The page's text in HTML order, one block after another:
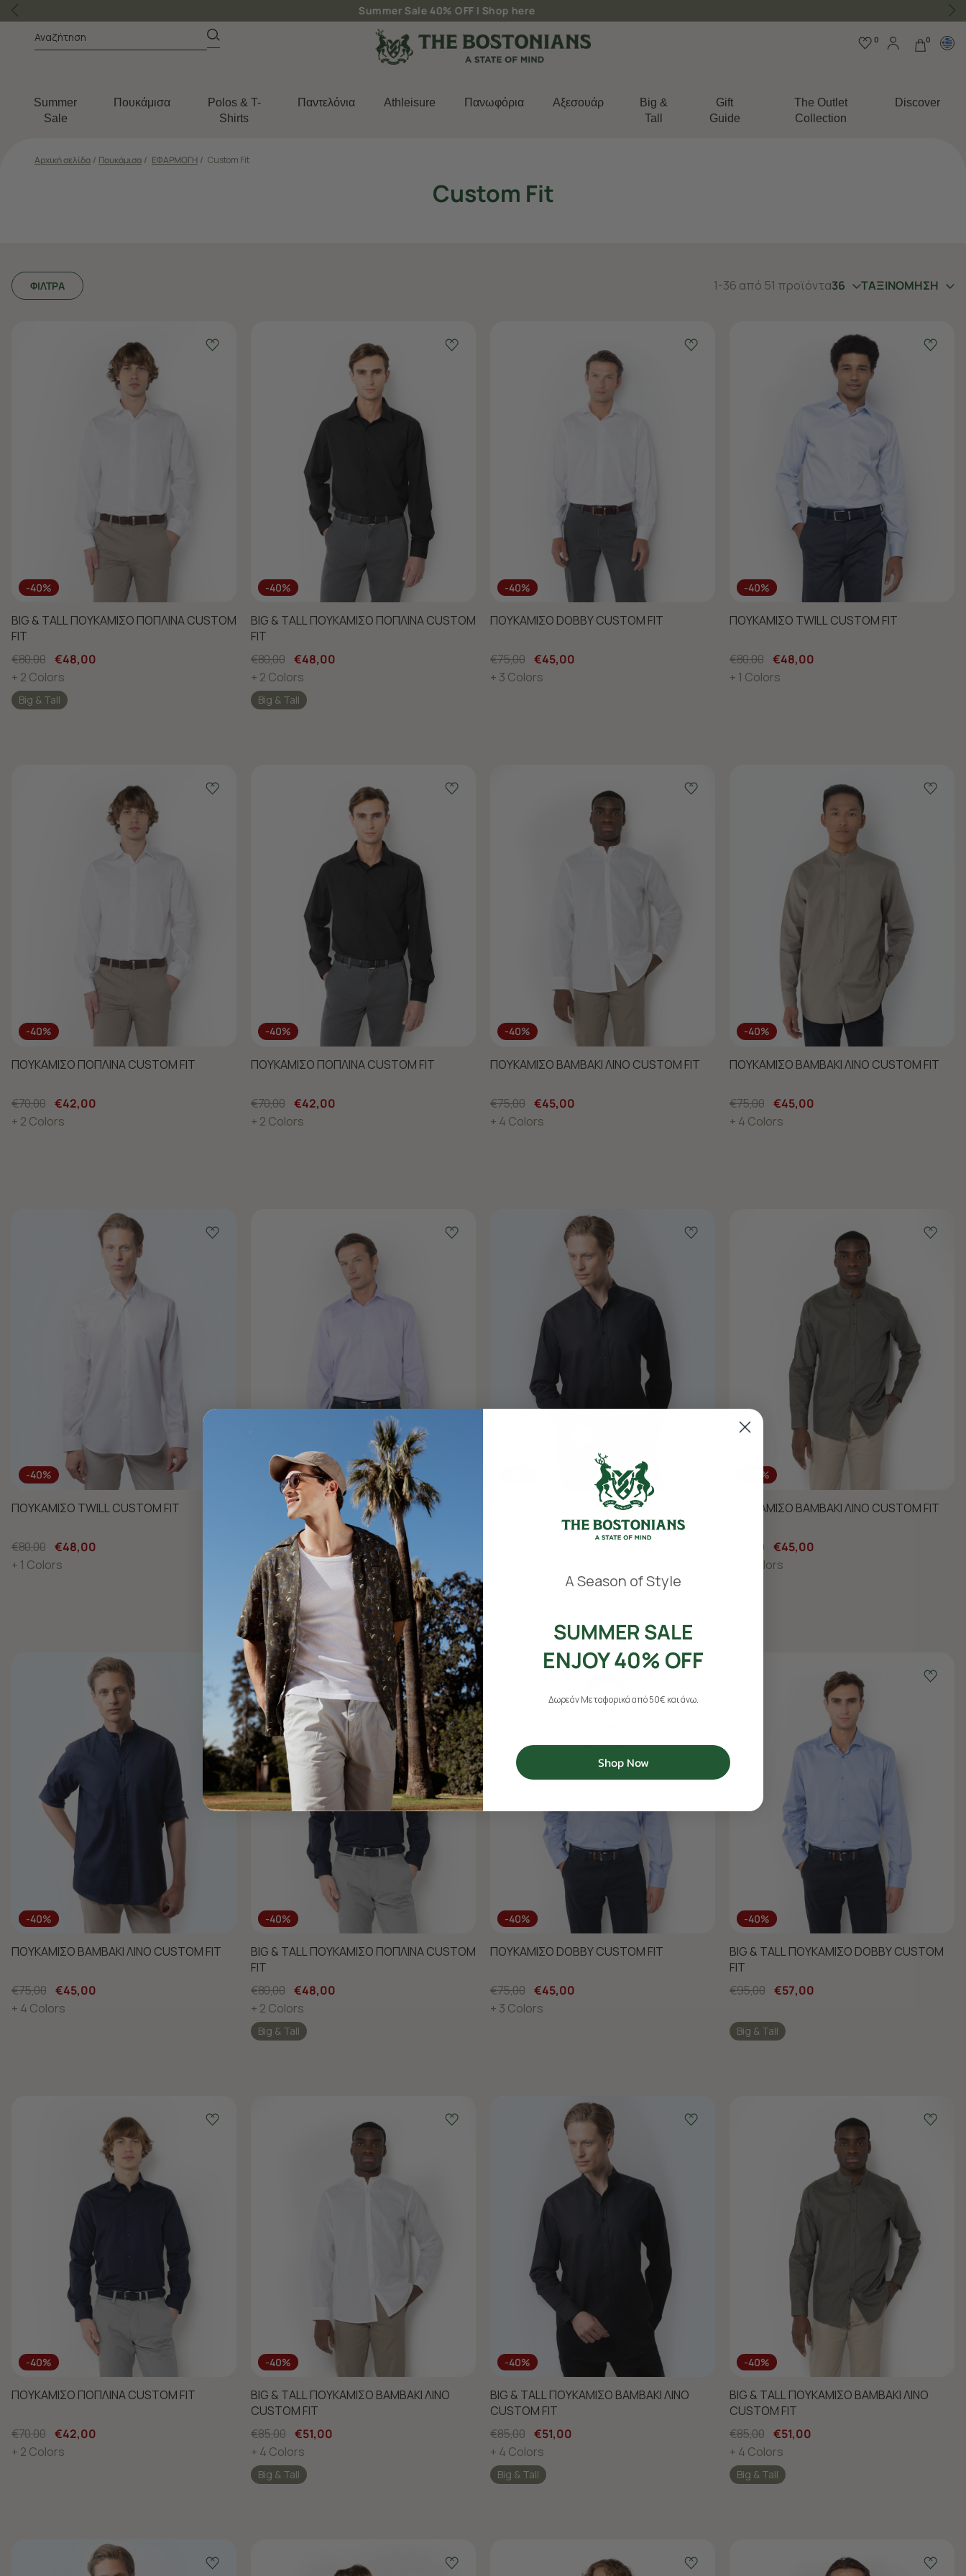
Δωρεάν μεταφορικά για παραγγελίες άνω των 50€
0 0
Summer
Sale
Πουκάμισα
Polos & T-
Shirts
Παντελόνια Athleisure Πανωφόρια Aξεσουάρ
Big &
Tall
Gift
Guide
The Outlet
Collection
Discover
Αρχική σελίδα / Πουκάμισα / ΕΦΑΡΜΟΓΗ / Custom Fit
Custom Fit
ΦΙΛΤΡΑ 1-36 από 51 προϊόντα36 ΤΑΞΙΝΟΜΗΣΗ
-40%
BIG & TALL ΠΟΥΚΑΜΙΣΟ ΠΟΠΛΙΝΑ CUSTOM
FIT
€80,00 €48,00
+ 2 Colors
Big & Tall
-40%
BIG & TALL ΠΟΥΚΑΜΙΣΟ ΠΟΠΛΙΝΑ CUSTOM
FIT
€80,00 €48,00
+ 2 Colors
Big & Tall
-40%
ΠΟΥΚΑΜΙΣΟ DOBBY CUSTOM FIT
€75,00 €45,00
+ 3 Colors
-40%
ΠΟΥΚΑΜΙΣΟ TWILL CUSTOM FIT
€80,00 €48,00
+ 1 Colors
-40%
ΠΟΥΚΑΜΙΣΟ ΠΟΠΛΙΝΑ CUSTOM FIT
€70,00 €42,00
+ 2 Colors
-40%
ΠΟΥΚΑΜΙΣΟ ΠΟΠΛΙΝΑ CUSTOM FIT
€70,00 €42,00
+ 2 Colors
-40%
ΠΟΥΚΑΜΙΣΟ ΒΑΜΒΑΚΙ ΛΙΝΟ CUSTOM FIT
€75,00 €45,00
+ 4 Colors
-40%
ΠΟΥΚΑΜΙΣΟ ΒΑΜΒΑΚΙ ΛΙΝΟ CUSTOM FIT
€75,00 €45,00
+ 4 Colors
-40%
ΠΟΥΚΑΜΙΣΟ TWILL CUSTOM FIT
€80,00 €48,00
+ 1 Colors
-40%
ΠΟΥΚΑΜΙΣΟ DOBBY CUSTOM FIT
€75,00 €45,00
+ 3 Colors
ΠΟΥΚΑΜΙΣΟ ΒΑΜΒΑΚΙ ΛΙΝΟ CUSTOM FIT
-40%
ΠΟΥΚΑΜΙΣΟ ΒΑΜΒΑΚΙ ΛΙΝΟ CUSTOM FIT
€75,00 €45,00
+ 4 Colors
-40%
ΠΟΥΚΑΜΙΣΟ ΒΑΜΒΑΚΙ ΛΙΝΟ CUSTOM FIT
€75,00 €45,00
+ 4 Colors
-40%
BIG & TALL ΠΟΥΚΑΜΙΣΟ ΠΟΠΛΙΝΑ CUSTOM
FIT
€80,00 €48,00
+ 2 Colors
Big & Tall
-40%
ΠΟΥΚΑΜΙΣΟ DOBBY CUSTOM FIT
€75,00 €45,00
+ 3 Colors
-40%
BIG & TALL ΠΟΥΚΑΜΙΣΟ DOBBY CUSTOM
FIT
€95,00 €57,00
Big & Tall
-40%
ΠΟΥΚΑΜΙΣΟ ΠΟΠΛΙΝΑ CUSTOM FIT
€70,00 €42,00
+ 2 Colors
-40%
BIG & TALL ΠΟΥΚΑΜΙΣΟ ΒΑΜΒΑΚΙ ΛΙΝΟ
CUSTOM FIT
€85,00 €51,00
+ 4 Colors
Big & Tall
-40%
BIG & TALL ΠΟΥΚΑΜΙΣΟ ΒΑΜΒΑΚΙ ΛΙΝΟ
CUSTOM FIT
€85,00 €51,00
+ 4 Colors
Big & Tall
-40%
BIG & TALL ΠΟΥΚΑΜΙΣΟ ΒΑΜΒΑΚΙ ΛΙΝΟ
CUSTOM FIT
€85,00 €51,00
+ 4 Colors
Big & Tall
A Season of Style
SUMMER SALE
ENJOY 40% OFF
Δωρεάν Μεταφορικά από 50€ και άνω.
Shop Now